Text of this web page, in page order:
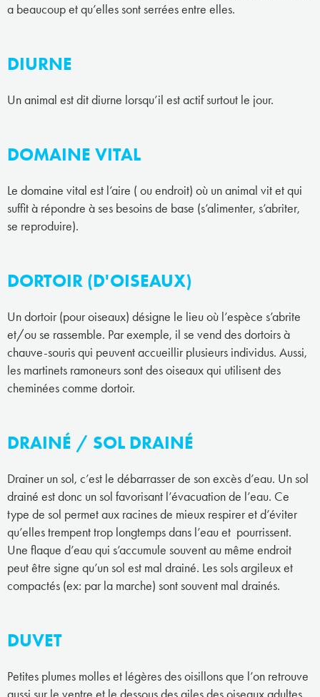
a beaucoup et qu’elles sont serrées entre elles.
DIURNE
Un animal est dit diurne lorsqu’il est actif surtout le jour.
DOMAINE VITAL
Le domaine vital est l’aire ( ou endroit) où un animal vit et qui
suffit à répondre à ses besoins de base (s’alimenter, s’abriter,
se reproduire).
DORTOIR (D'OISEAUX)
Un dortoir (pour oiseaux) désigne le lieu où l’espèce s’abrite
et/ou se rassemble. Par exemple, il se vend des dortoirs à
chauve-souris qui peuvent accueillir plusieurs individus. Aussi,
les martinets ramoneurs sont des oiseaux qui utilisent des
cheminées comme dortoir.
DRAINÉ / SOL DRAINÉ
Drainer un sol, c’est le débarrasser de son excès d’eau. Un sol
drainé est donc un sol favorisant l’évacuation de l’eau. Ce
type de sol permet aux racines de mieux respirer et d’éviter
qu’elles trempent trop longtemps dans l’eau et pourrissent.
Une flaque d’eau qui s’accumule souvent au même endroit
peut être signe qu’un sol est mal drainé. Les sols argileux et
compactés (ex: par la marche) sont souvent mal drainés.
DUVET
Petites plumes molles et légères des oisillons que l’on retrouve